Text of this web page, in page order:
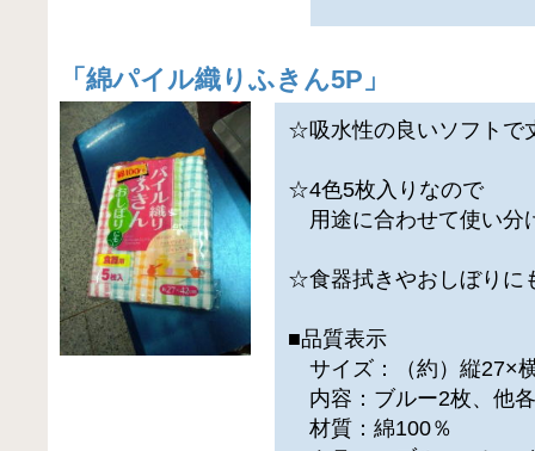
「 綿パイル織りふきん5P 」
☆吸水性の良いソフトで
☆4色5枚入りなので
用途に合わせて使い分
☆食器拭きやおしぼりに
■品質表示
サイズ：（約）縦27×
内容：ブルー2枚、他
材質：綿100％